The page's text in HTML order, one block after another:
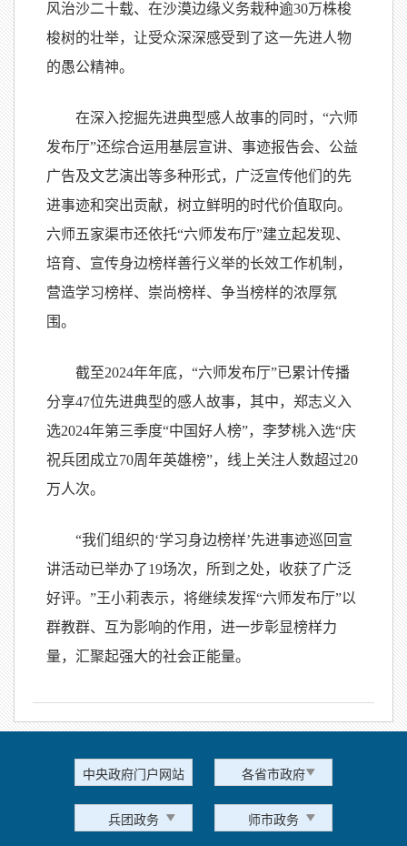
风治沙二十载、在沙漠边缘义务栽种逾30万株梭
梭树的壮举，让受众深深感受到了这一先进人物
的愚公精神。
在深入挖掘先进典型感人故事的同时，“六师
发布厅”还综合运用基层宣讲、事迹报告会、公益
广告及文艺演出等多种形式，广泛宣传他们的先
进事迹和突出贡献，树立鲜明的时代价值取向。
六师五家渠市还依托“六师发布厅”建立起发现、
培育、宣传身边榜样善行义举的长效工作机制，
营造学习榜样、崇尚榜样、争当榜样的浓厚氛
围。
截至2024年年底，“六师发布厅”已累计传播
分享47位先进典型的感人故事，其中，郑志义入
选2024年第三季度“中国好人榜”，李梦桃入选“庆
祝兵团成立70周年英雄榜”，线上关注人数超过20
万人次。
“我们组织的‘学习身边榜样’先进事迹巡回宣
讲活动已举办了19场次，所到之处，收获了广泛
好评。”王小莉表示，将继续发挥“六师发布厅”以
群教群、互为影响的作用，进一步彰显榜样力
量，汇聚起强大的社会正能量。
中央政府门户网站 各省市政府
兵团政务 师市政务